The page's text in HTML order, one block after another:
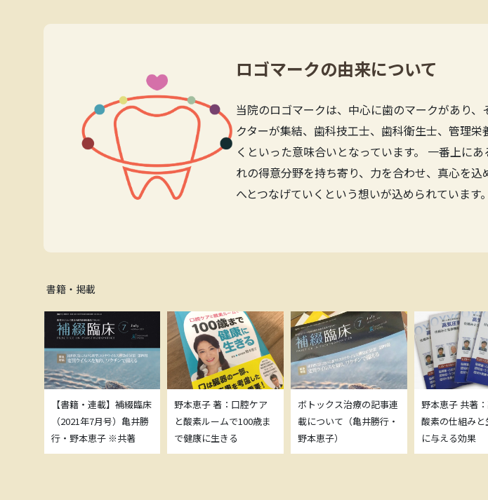
ロゴマークの由来について
当院のロゴマークは、中心に歯のマークがあり
クターが集結、歯科技工士、歯科衛生士、管理
くといった意味合いとなっています。 一番上に
れの得意分野を持ち寄り、力を合わせ、真心を
へとつなげていくという想いが込められています。
書籍・掲載
【書籍・連載】補綴臨床
（2021年7月号）亀井勝
行・野本恵子 ※共著
野本恵子 著：口腔ケア
と酸素ルームで100歳ま
で健康に生きる
ボトックス治療の記事連
載について（亀井勝行・
野本恵子）
野本恵子 共著
酸素の仕組みと
に与える効果